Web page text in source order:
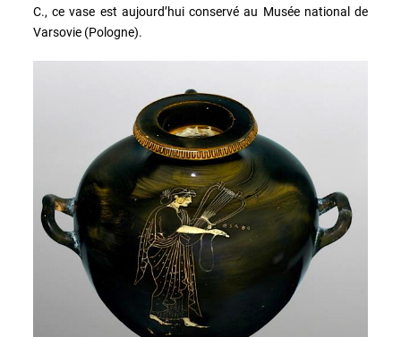
C., ce vase est aujourd’hui conservé au Musée national de
Varsovie (Pologne).